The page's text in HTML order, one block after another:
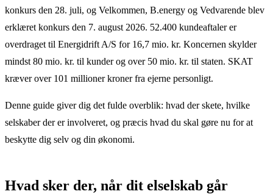
konkurs den 28. juli, og Velkommen, B.energy og Vedvarende blev
erklæret konkurs den 7. august 2026. 52.400 kundeaftaler er
overdraget til Energidrift A/S for 16,7 mio. kr. Koncernen skylder
mindst 80 mio. kr. til kunder og over 50 mio. kr. til staten. SKAT
kræver over 101 millioner kroner fra ejerne personligt.
Denne guide giver dig det fulde overblik: hvad der skete, hvilke
selskaber der er involveret, og præcis hvad du skal gøre nu for at
beskytte dig selv og din økonomi.
Hvad sker der, når dit elselskab går